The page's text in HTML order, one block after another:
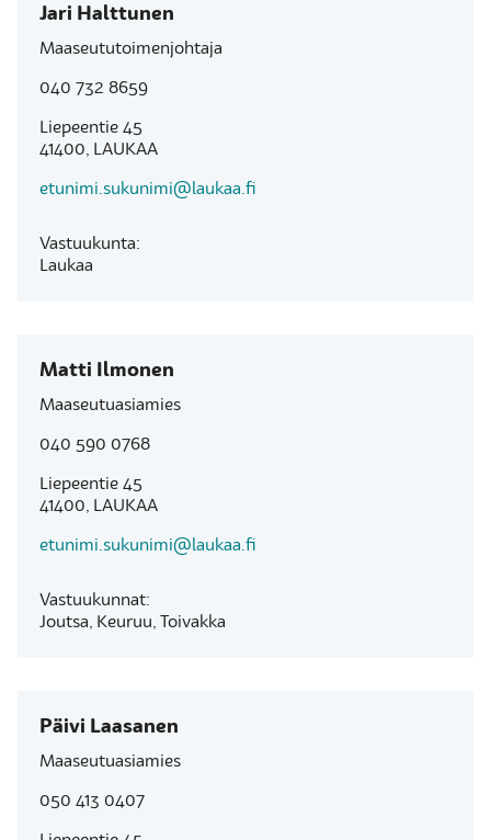
Jari Halttunen
Maaseututoimenjohtaja
040 732 8659
Liepeentie 45
41400, LAUKAA
etunimi.sukunimi@laukaa.fi
Vastuukunta:
Laukaa
Matti Ilmonen
Maaseutuasiamies
040 590 0768
Liepeentie 45
41400, LAUKAA
etunimi.sukunimi@laukaa.fi
Vastuukunnat:
Joutsa, Keuruu, Toivakka
Päivi Laasanen
Maaseutuasiamies
050 413 0407